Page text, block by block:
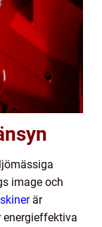
image och
är
energieffektiva